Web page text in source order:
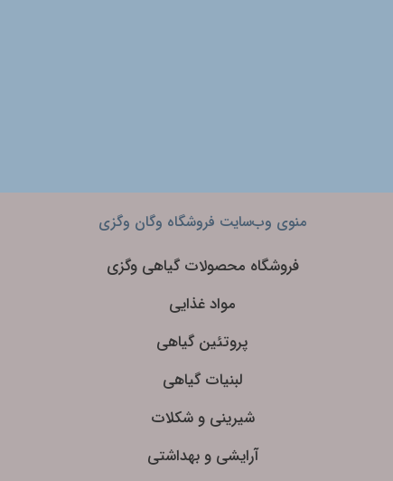
منوی وب‌سایت فروشگاه وگان وگزی
فروشگاه محصولات گیاهی وگزی
مواد غذایی
پروتئین گیاهی
لبنیات گیاهی
شیرینی و شکلات
آرایشی و بهداشتی